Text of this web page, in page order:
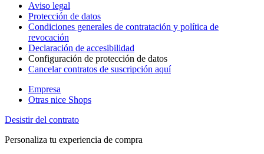
Aviso legal
Protección de datos
Condiciones generales de contratación y política de
revocación
Declaración de accesibilidad
Configuración de protección de datos
Cancelar contratos de suscripción aquí
Empresa
Otras nice Shops
Desistir del contrato
Personaliza tu experiencia de compra